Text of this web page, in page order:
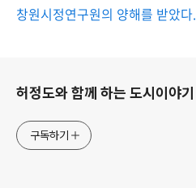
창원시정연구원의 양해를 받았다.
허정도와 함께 하는 도시이야기
구독하기